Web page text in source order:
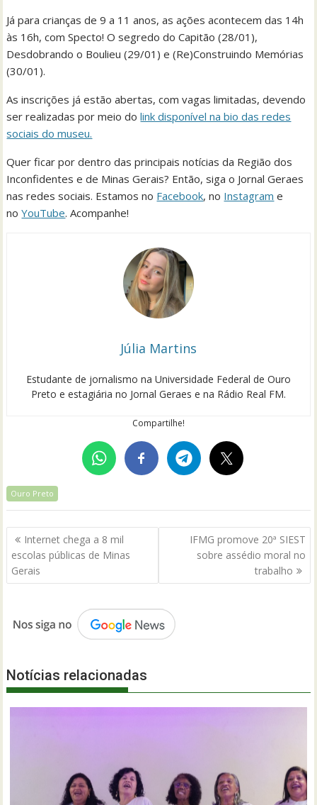
Já para crianças de 9 a 11 anos, as ações acontecem das 14h
às 16h, com Specto! O segredo do Capitão (28/01),
Desdobrando o Boulieu (29/01) e (Re)Construindo Memórias
(30/01).
As inscrições já estão abertas, com vagas limitadas, devendo
ser realizadas por meio dolink disponível na bio das redes
sociais do museu.
Quer ficar por dentro das principais notícias da Região dos
Inconfidentes e de Minas Gerais? Então, siga o Jornal Geraes
nas redes sociais. Estamos no Facebook, no Instagram e
noYouTube. Acompanhe!
Júlia Martins
Estudante de jornalismo na Universidade Federal de Ouro
Preto e estagiária no Jornal Geraes e na Rádio Real FM.
Compartilhe!
Ouro Preto
Navegação
de
Post
Internet chega a 8 mil
escolas públicas de Minas
Gerais
IFMG promove 20ª SIEST
sobre assédio moral no
trabalho
Notícias relacionadas